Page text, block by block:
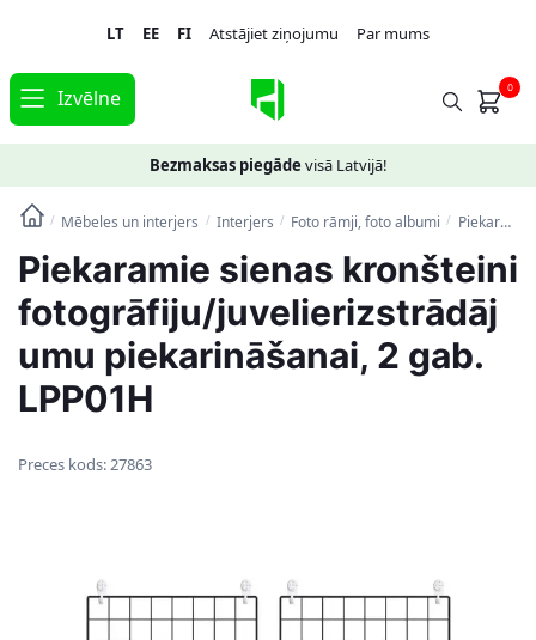
navigation
content
LT EE FI Atstājiet ziņojumu Par mums
Izvēlne 0
Bezmaksas piegāde visā Latvijā!
/ Mēbeles un interjers / Interjers / Foto rāmji, foto albumi / Piekaramie sienas kronšteini fotogrāfiju/juvelierizstrādājumu piekarināšanai, 2 gab. LPP01H
Piekaramie sienas kronšteini
fotogrāfiju/juvelierizstrādāj
umu piekarināšanai, 2 gab.
LPP01H
Preces kods:27863